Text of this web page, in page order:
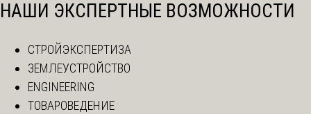
НАШИ ЭКСПЕРТНЫЕ ВОЗМОЖНОСТИ
СТРОЙЭКСПЕРТИЗА
ЗЕМЛЕУСТРОЙСТВО
ENGINEERING
ТОВАРОВЕДЕНИЕ